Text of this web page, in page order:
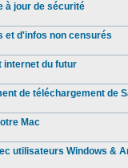
à jour de sécurité
et d'infos non censurés
internet du futur
de téléchargement de
Mac
utilisateurs Windows &